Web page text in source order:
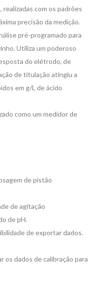
realizadas com os padrões
precisão da medição.
pré-programado para
Utiliza um poderoso
do elétrodo, de
de titulação atingiu a
em g/L de ácido
como um medidor de
de pistão
de agitação
de pH.
de exportar dados.
os dados de calibração para